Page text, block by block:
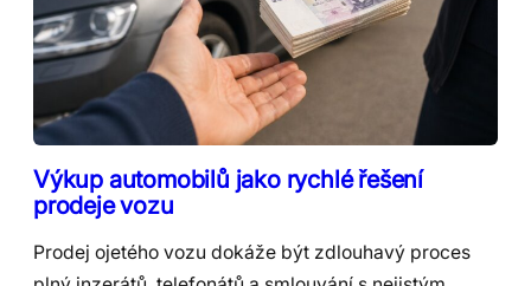
Výkup automobilů jako rychlé řešení
prodeje vozu
Prodej ojetého vozu dokáže být zdlouhavý proces